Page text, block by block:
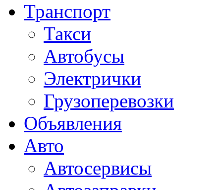
Транспорт
Такси
Автобусы
Электрички
Грузоперевозки
Объявления
Авто
Автосервисы